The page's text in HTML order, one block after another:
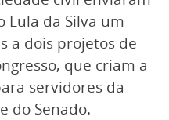
Lula da Silva um
a dois projetos de
que criam a
servidores da
do Senado.